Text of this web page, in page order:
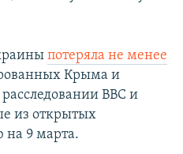
потеряла не менее
Крыма и
BBC и
из открытых
на 9 марта.